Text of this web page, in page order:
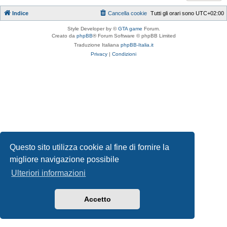
Questo sito utilizza cookie al fine di fornire la
migliore navigazione possibile
Ulteriori informazioni
Accetto
Indice Tutti gli orari sono UTC+02:00
Cancella cookie
Style Developer by ©GTA game Forum.
Creato da phpBB® Forum Software © phpBB Limited
Traduzione Italiana phpBB-Italia.it
Privacy | Condizioni